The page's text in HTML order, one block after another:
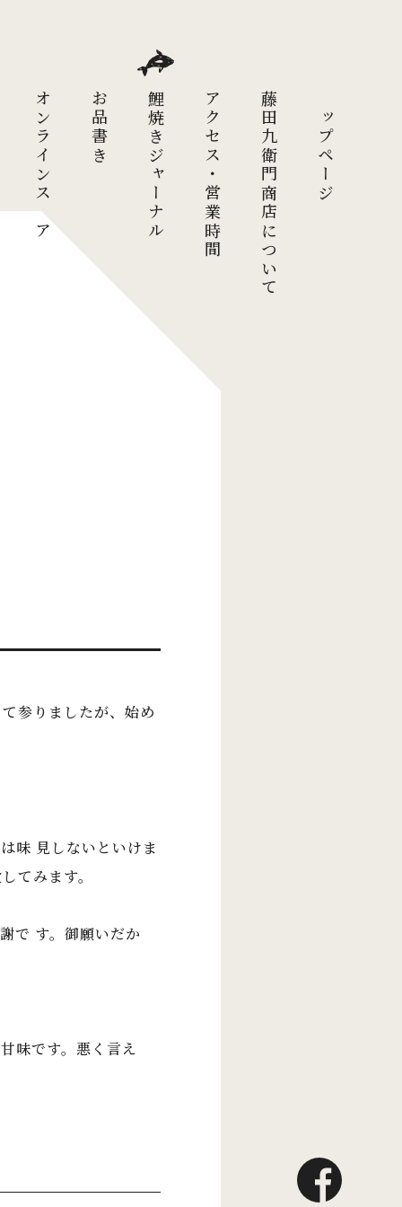
トップページ
藤田九衛門商店について
アクセス・営業時間
鯉焼きジャーナル
お品書き
オンラインストア
参りましたが、始め
味 見しないといけま
てみます。
で す。御願いだか
味です。悪く言え